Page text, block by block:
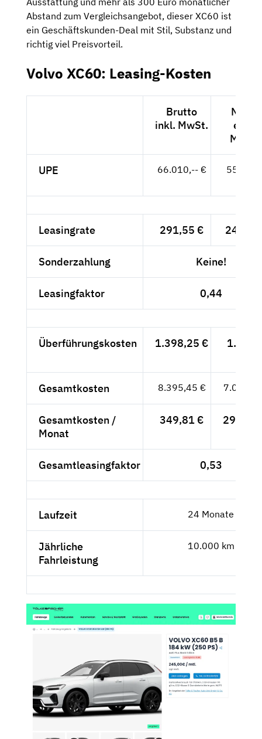
Abstand zum Vergleichsangebot, dieser XC60 ist
ein Geschäftskunden-Deal mit Stil, Substanz und
richtig viel Preisvorteil.
Volvo XC60: Leasing-Kosten
Brutto
inkl. MwSt.
Netto
exkl.
MwSt.
UPE 66.010,-- €
Leasingrate 291,55 € 245,--
Sonderzahlung Keine!
Leasingfaktor 0,44
Überführungskosten 1.398,25 €
1.175,-
Gesamtkosten 8.395,45 € 7.055,--
Gesamtkosten /
Monat
349,81 € 293,96
Gesamtleasingfaktor 0,53
Laufzeit 24 Monate
Jährliche
Fahrleistung
10.000 km